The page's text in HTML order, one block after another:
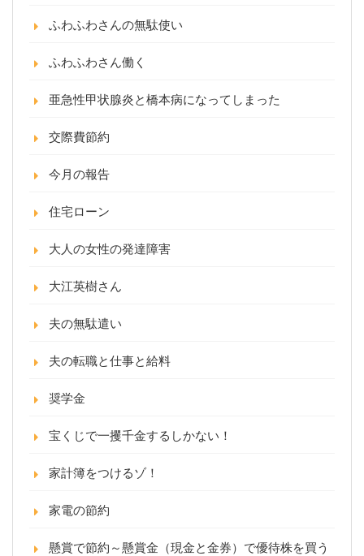
ふわふわさんの無駄使い
ふわふわさん働く
亜急性甲状腺炎と橋本病になってしまった
交際費節約
今月の報告
住宅ローン
大人の女性の発達障害
大江英樹さん
夫の無駄遣い
夫の転職と仕事と給料
奨学金
宝くじで一攫千金するしかない！
家計簿をつけるゾ！
家電の節約
懸賞で節約～懸賞金（現金と金券）で優待株を買う